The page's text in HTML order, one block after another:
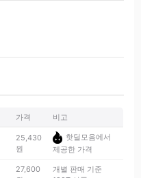
가격 비고
25,430
원
핫딜모음에서
제공한 가격
27,600
개별 판매 기준